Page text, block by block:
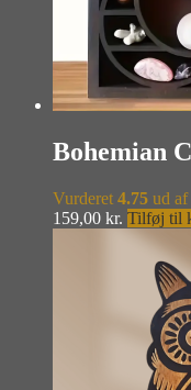
Bohemian
Vurderet 4.75 ud af
159,00 kr. Tilføj til